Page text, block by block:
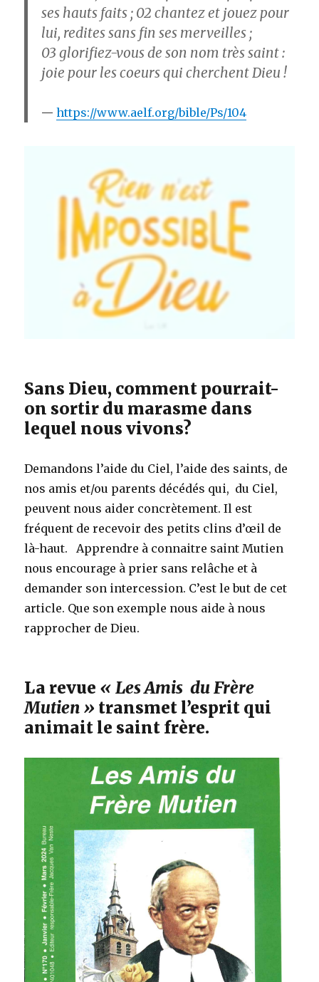
ses hauts faits ; 02 chantez et jouez pour
lui, redites sans fin ses merveilles ;
03 glorifiez-vous de son nom très saint :
joie pour les coeurs qui cherchent Dieu !
https://www.aelf.org/bible/Ps/104
Sans Dieu, comment pourrait-
on sortir du marasme dans
lequel nous vivons?
Demandons l’aide du Ciel, l’aide des saints, de
nos amis et/ou parents décédés qui, du Ciel,
peuvent nous aider concrètement. Il est
fréquent de recevoir des petits clins d’œil de
là-haut. Apprendre à connaitre saint Mutien
nous encourage à prier sans relâche et à
demander son intercession. C’est le but de cet
article. Que son exemple nous aide à nous
rapprocher de Dieu.
La revue « Les Amis du Frère
Mutien » transmet l’esprit qui
animait le saint frère.